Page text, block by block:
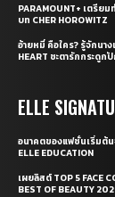
PARAMOUNT+ เตรีย
บท CHER HOROWITZ
อ้ายหมี่ คือใคร? รู้จักนา
HEART ชะตารักกระดูก
ELLE
อนาคตของแฟชั่นเริ่มต้น
ELLE EDUCATION
เผยลิสต์ TOP 5 FACE
BEST OF BEAUTY